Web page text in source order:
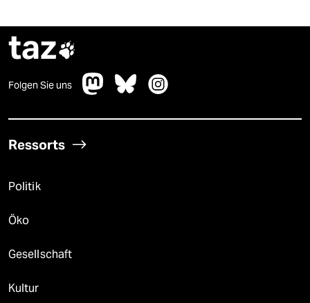
taz
Folgen Sie uns
Ressorts
Politik
Öko
Gesellschaft
Kultur